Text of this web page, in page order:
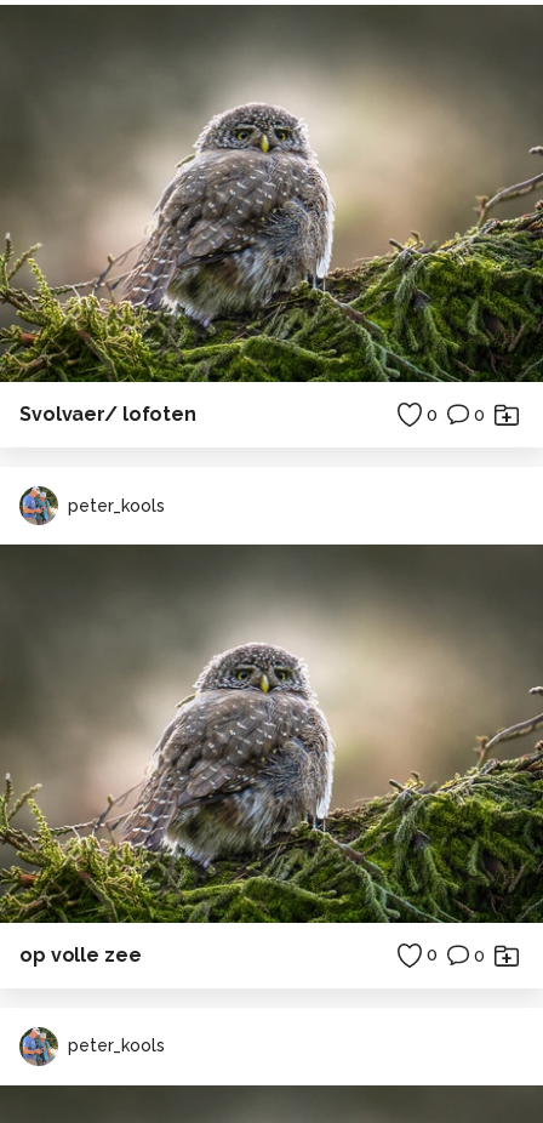
Svolvaer/ lofoten 0 0
peter_kools
op volle zee 0 0
peter_kools